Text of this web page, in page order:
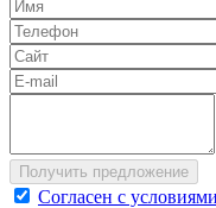
Согласен с